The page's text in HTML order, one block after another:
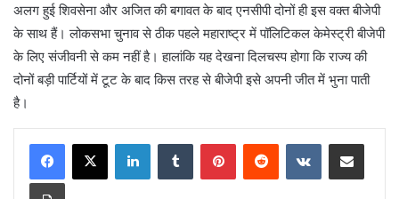
अलग हुई शिवसेना और अजित की बगावत के बाद एनसीपी दोनों ही इस वक्त बीजेपी
के साथ हैं। लोकसभा चुनाव से ठीक पहले महाराष्ट्र में पॉलिटिकल केमेस्ट्री बीजेपी
के लिए संजीवनी से कम नहीं है। हालांकि यह देखना दिलचस्प होगा कि राज्य की
दोनों बड़ी पार्टियों में टूट के बाद किस तरह से बीजेपी इसे अपनी जीत में भुना पाती
है।
LinkedInTumblr PinterestReddit VKontakteShare via Email
Print